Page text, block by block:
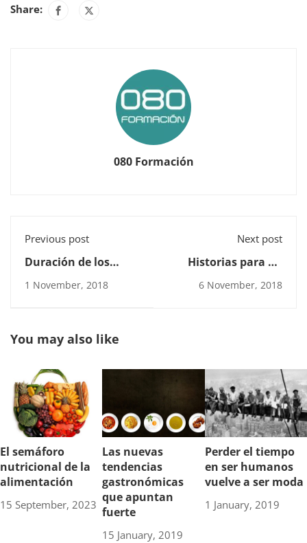
Share:
080 Formación
Previous post
Duración de los
formación y sus
1 November, 2018
Next post
Historias para no
para firmar un
6 November, 2018
You may also like
El semáforo
nutricional de la
alimentación
15 September, 2023
Las nuevas
tendencias
gastronómicas
que apuntan
fuerte
15 January, 2019
Perder el tiempo
en ser humanos
vuelve a ser moda
1 January, 2019